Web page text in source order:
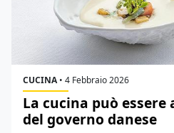
CUCINA• 4 Febbraio 2026
La cucina può essere
del governo danese